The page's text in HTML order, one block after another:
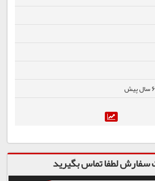
6 سال پیش
لطفا تماس بگیرید